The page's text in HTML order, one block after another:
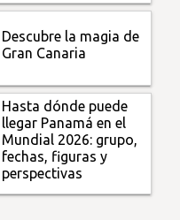
Descubre la magia de
Gran Canaria
Hasta dónde puede
llegar Panamá en el
Mundial 2026: grupo,
fechas, figuras y
perspectivas